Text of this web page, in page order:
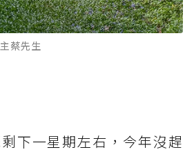
蔡先生
下一星期左右，今年沒趕